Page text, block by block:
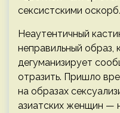
сексистскими
Неаутентичный
неправильный
дегуманизирует
отразить. Пришло
на образах
азиатских женщин —